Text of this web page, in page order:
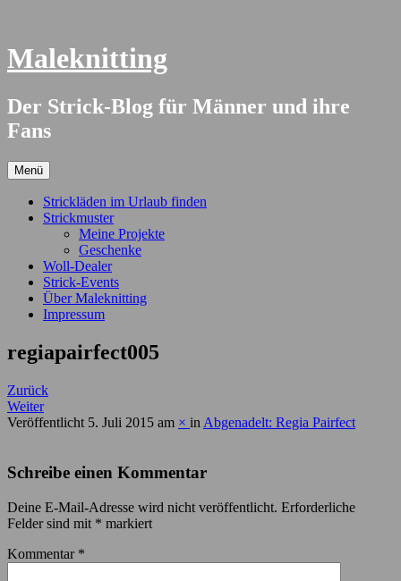
Inhalt
Maleknitting
Der Strick-Blog für Männer und ihre
Fans
Menü
Strickläden im Urlaub finden
Strickmuster
Meine Projekte
Geschenke
Woll-Dealer
Strick-Events
Über Maleknitting
Impressum
regiapairfect005
Zurück
Weiter
Veröffentlicht 5. Juli 2015 am × in Abgenadelt: Regia Pairfect
Schreibe einen Kommentar
Deine E-Mail-Adresse wird nicht veröffentlicht. Erforderliche
Felder sind mit * markiert
Kommentar *